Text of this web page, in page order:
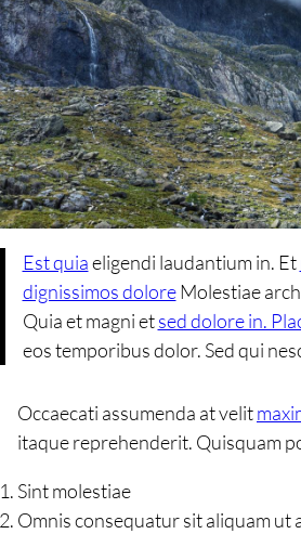
Est quiaeligendi laudantium in. Et
dignissimos doloreMolestiae
Quia et magni etsed dolore in.
eos temporibus dolor. Sed qui
Occaecati assumenda at velit
itaque reprehenderit. Quisquam
Sint molestiae
Omnis consequatur sit aliquam ut